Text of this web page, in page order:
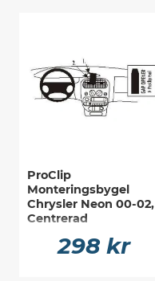
ProClip
Monteringsbygel
Chrysler Neon 00-02,
Centrerad
298 kr